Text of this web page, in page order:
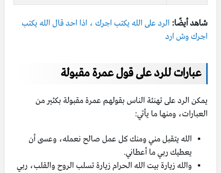
شاهد أيضًا: الرد على الله يكتب اجرك ، اذا احد قال الله يكتب
اجرك وش ارد
عبارات للرد على قول عمرة مقبولة
يمكن الرد على تهنئة الناس بقولهم عمرة مقبولة بكثير من
العبارات، ومنها ما يأتي:
الله يتقبل مني ومنك كل عمل صالح نعمله، وعسى أن
يعطيك ربي ما أعطاني.
والله زيارة بيت الله الحرام زيارة تسلب الروح والقلب، ربي